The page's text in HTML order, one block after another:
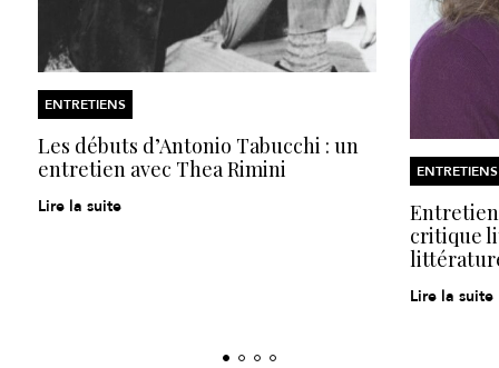
ENTRETIENS
Les débuts d’Antonio Tabucchi : un
entretien avec Thea Rimini
Lire la suite
ENTRETIENS
Entretien
critique
Lire la suite